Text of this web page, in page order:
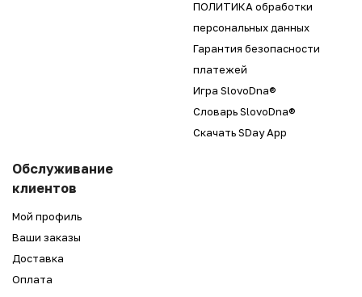
ПОЛИТИКА обработки
персональных данных
Гарантия безопасности
платежей
Игра SlovoDna®
Словарь SlovoDna®
Скачать SDay App
Обслуживание
клиентов
Мой профиль
Ваши заказы
Доставка
Оплата